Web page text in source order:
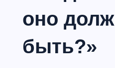
оно
быть?»